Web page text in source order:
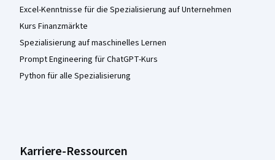
Excel-Kenntnisse für die Spezialisierung auf Unternehmen
Kurs Finanzmärkte
Spezialisierung auf maschinelles Lernen
Prompt Engineering für ChatGPT-Kurs
Python für alle Spezialisierung
Karriere-Ressourcen